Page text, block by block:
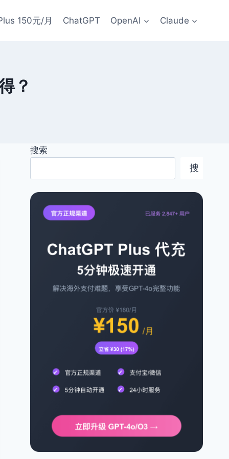
150元/月 ChatGPT OpenAI Claude
？
搜索
搜